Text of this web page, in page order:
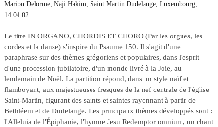
Marion Delorme, Naji Hakim, Saint Martin Dudelange, Luxembourg,
14.04.02
Le titre IN ORGANO, CHORDIS ET CHORO (Par les orgues, les
cordes et la danse) s'inspire du Psaume 150. Il s'agit d'une
paraphrase sur des thèmes grégoriens et populaires, dans l'esprit
d'une procession jubilatoire, d'un monde livré à la Joie, au
lendemain de Noël. La partition répond, dans un style naïf et
flamboyant, aux majestueuses fresques de la nef centrale de l'église
Saint-Martin, figurant des saints et saintes rayonnant à partir de
Bethléem et de Dudelange. Les principaux thèmes développés sont :
l'Alleluia de l'Épiphanie, l'hymne Jesu Redemptor omnium, un chant